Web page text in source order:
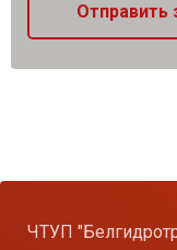
Отправить
ЧТУП